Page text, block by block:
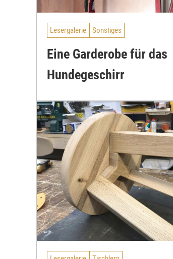
Lesergalerie Sonstiges
Eine Garderobe für das
Hundegeschirr